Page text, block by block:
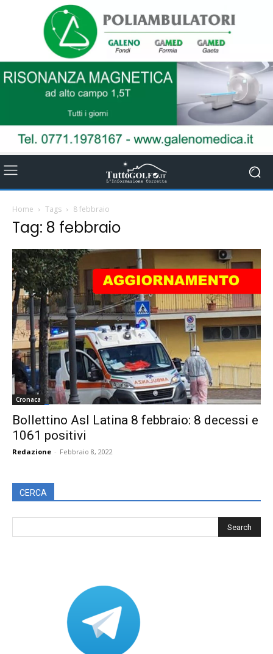
Home Tags 8 febbraio
Tag: 8 febbraio
Cronaca
Bollettino Asl Latina 8 febbraio: 8 decessi e
1061 positivi
Redazione - Febbraio 8, 2022
CERCA